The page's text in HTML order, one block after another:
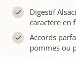
Digestif
caractère en
Accords
pommes ou